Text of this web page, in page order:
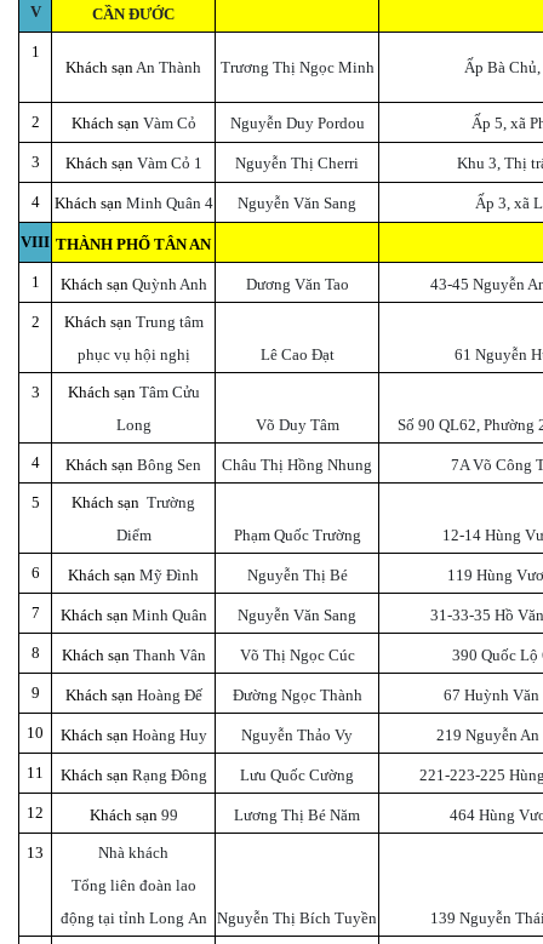
V CẦN ĐƯỚC
1
Khách sạn An Thành Trương Thị Ngọc Minh Ấp Bà
2 Khách sạn Vàm Cỏ Nguyễn Duy Pordou Ấp 5, xã
3 Khách sạn Vàm Cỏ 1 Nguyễn Thị Cherri Khu 3, Thị
4 Khách sạn Minh Quân 4 Nguyễn Văn Sang Ấp 3, xã
VIII THÀNH PHỐ TÂN AN
1 Khách sạn Quỳnh Anh Dương Văn Tao 43-45 Nguyễn
2 Khách sạn Trung tâm
phục vụ hội nghị
Lê Cao Đạt 61 Nguyễn
3 Khách sạn Tâm Cửu
Long
Võ Duy Tâm Số 90 QL62, Phường
4 Khách sạn Bông Sen Châu Thị Hồng Nhung 7A Võ Công
5 Khách sạn Trường
Diểm
Phạm Quốc Trường 12-14 Hùng
6 Khách sạn Mỹ Đình Nguyễn Thị Bé 119 Hùng
7 Khách sạn Minh Quân Nguyễn Văn Sang 31-33-35 Hồ
8 Khách sạn Thanh Vân Võ Thị Ngọc Cúc 390 Quốc Lộ
9 Khách sạn Hoàng Đế Đường Ngọc Thành 67 Huỳnh Văn
10 Khách sạn Hoàng Huy Nguyễn Thảo Vy 219 Nguyễn
11 Khách sạn Rạng Đông Lưu Quốc Cường 221-223-225
12 Khách sạn 99 Lương Thị Bé Năm 464 Hùng
13
Nhà khách
Tổng liên đoàn lao
động tại tỉnh Long An Nguyễn Thị Bích Tuyền 139 Nguyễn